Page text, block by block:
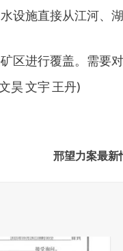
设施直接从江河、
进行覆盖。需要对
昊 文宇 王丹)
邢望力案最新